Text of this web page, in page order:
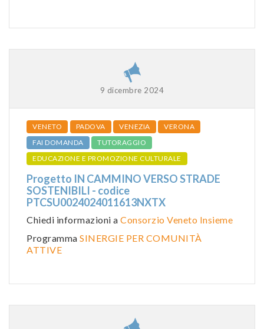
9 dicembre 2024
VENETO PADOVA VENEZIA
VERONA
FAI DOMANDA
TUTORAGGIO
EDUCAZIONE E PROMOZIONE CULTURALE
Progetto IN CAMMINO VERSO STRADE
SOSTENIBILI - codice
PTCSU0024024011613NXTX
Chiedi informazioni a Consorzio Veneto Insieme
Programma SINERGIE PER COMUNITÀ
ATTIVE